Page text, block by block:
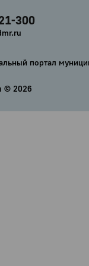
300
портал
© 2026